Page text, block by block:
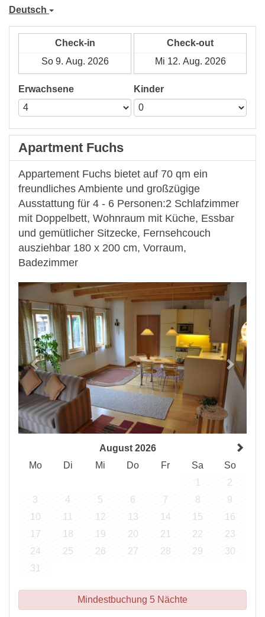
Deutsch
Check-in Check-out
Erwachsene Kinder
Apartment Fuchs
Appartement Fuchs bietet auf 70 qm ein
freundliches Ambiente und großzügige
Ausstattung für 4 - 6 Personen:2 Schlafzimmer
mit Doppelbett, Wohnraum mit Küche, Essbar
und gemütlicher Sitzecke, Fernsehcouch
ausziehbar 180 x 200 cm, Vorraum,
Badezimmer
Previous
August 2026
Mo
Di Mi Do Fr Sa
So
1
2
3
4 5 6 7 8
9
10
11 12 13 14 15
16
17
18 19 20 21 22
23
24
25 26 27 28 29
30
31
Mindestbuchung 5 Nächte